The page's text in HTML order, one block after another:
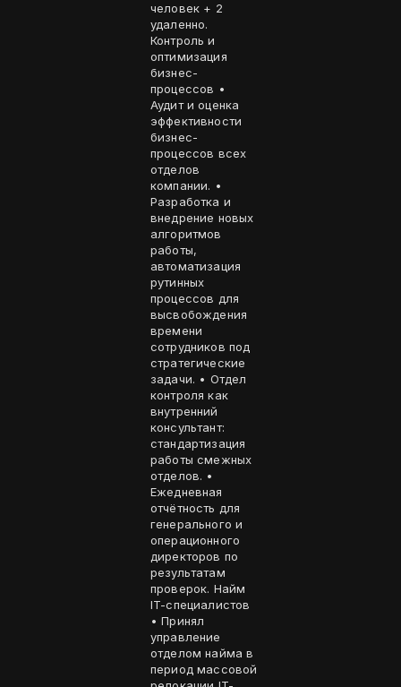
человек + 2
удаленно.
Контроль и
оптимизация
бизнес-
процессов •
Аудит и оценка
эффективности
бизнес-
процессов всех
отделов
компании. •
Разработка и
внедрение новых
алгоритмов
работы,
автоматизация
рутинных
процессов для
высвобождения
времени
сотрудников под
стратегические
задачи. • Отдел
контроля как
внутренний
консультант:
стандартизация
работы смежных
отделов. •
Ежедневная
отчётность для
генерального и
операционного
директоров по
результатам
проверок. Найм
IT-специалистов
• Принял
управление
отделом найма в
период массовой